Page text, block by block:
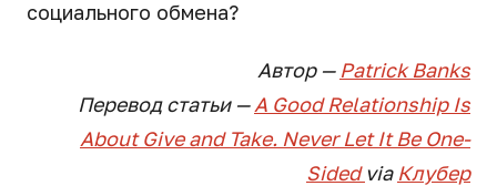
социального обмена?
Автор — Patrick Banks
Перевод статьи —A Good Relationship Is
About Give and Take. Never Let It Be One-
Sidedvia Клубер